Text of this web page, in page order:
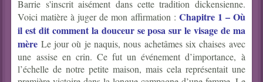
Barrie s'inscrit aisément dans cette tradition dickensienne.
Voici matière à juger de mon affirmation : Chapitre 1 – Où
il est dit comment la douceur se posa sur le visage de ma
mère Le jour où je naquis, nous achetâmes six chaises avec
une assise en crin. Ce fut un événement d’importance, à
l’échelle de notre petite maison, mais cela représentait une